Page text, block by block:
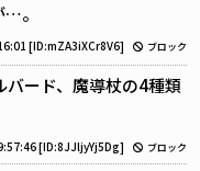
。
[ID:mZA3iXCr8V6] ブロック
バード、魔導杖の4種類
[ID:8JJljyYj5Dg] ブロック